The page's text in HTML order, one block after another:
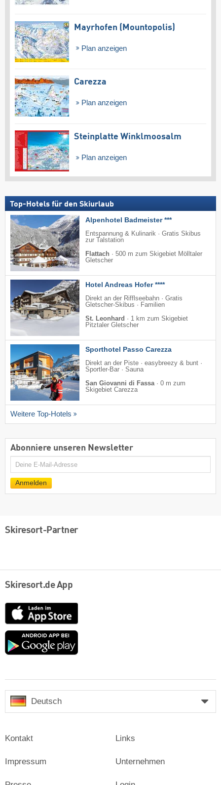
Mayrhofen (Mountopolis)
Plan anzeigen
Carezza
Plan anzeigen
Steinplatte Winklmoosalm
Plan anzeigen
Top-Hotels für den Skiurlaub
Alpenhotel Badmeister ***
Entspannung & Kulinarik · Gratis Skibus
zur Talstation
Flattach · 500 m zum Skigebiet Mölltaler
Gletscher
Hotel Andreas Hofer ****
Direkt an der Rifflseebahn · Gratis
Gletscher-Skibus · Familien
St. Leonhard · 1 km zum Skigebiet
Pitztaler Gletscher
Sporthotel Passo Carezza
Direkt an der Piste · easybreezy & bunt ·
Sportler-Bar · Sauna
San Giovanni di Fassa · 0 m zum
Skigebiet Carezza
Weitere Top-Hotels
Abonniere unseren Newsletter
E-
Anmelden
Skiresort-Partner
Skiresort.de App
App
Store
Google
Deutsch
Kontakt
Impressum
Links
Unternehmen